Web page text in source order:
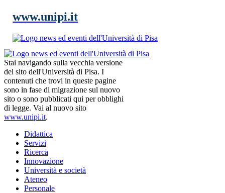
www.unipi.it
Stai navigando sulla vecchia versione
del sito dell'Università di Pisa. I
contenuti che trovi in queste pagine
sono in fase di migrazione sul nuovo
sito o sono pubblicati qui per obblighi
di legge. Vai al nuovo sito
www.unipi.it.
Didattica
Servizi
Ricerca
Innovazione
Università e società
Ateneo
Personale